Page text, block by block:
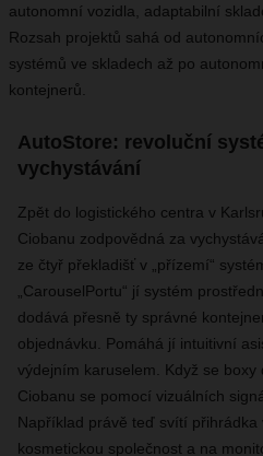
autonomní vozidla, adaptabilní
Rozsah projektů sahá od
systémů ve skladech až po
kontejnerů.
AutoStore: revoluční
vychystávání
Zpět do logistického centra v
Ciobanu zodpovědná za
ze čtyř překladišť v „přízemí“
„CarouselPortu“ jí systém
dodává přesně ty správné
objednávku. Pomáhá jí intuitivní
výdejním karuselem. Když se
Ciobanu se pomocí vizuálních
Například právě teď svítí
kosmetickou společnost a na